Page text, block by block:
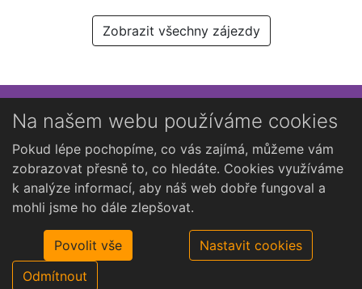
Zobrazit všechny zájezdy
Přihlaste se k newsletteru
Chcete dostávat občasné novinky o Kutné Hoře?
Na našem webu používáme cookies
Pokud lépe pochopíme, co vás zajímá, můžeme vám
zobrazovat přesně to, co hledáte. Cookies využíváme
k analýze informací, aby náš web dobře fungoval a
mohli jsme ho dále zlepšovat.
Povolit vše
Nastavit cookies
Odmítnout